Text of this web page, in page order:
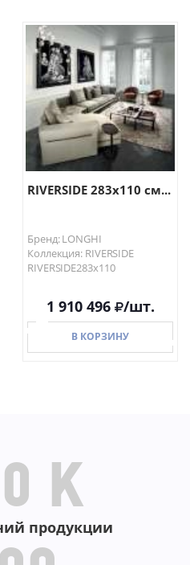
В КОРЗИНУ
RIVERSIDE 283х110 см...
Бренд: LONGHI
Коллекция: RIVERSIDE
RIVERSIDE283х110
1 910 496 /шт.
В КОРЗИНУ
K
продукции